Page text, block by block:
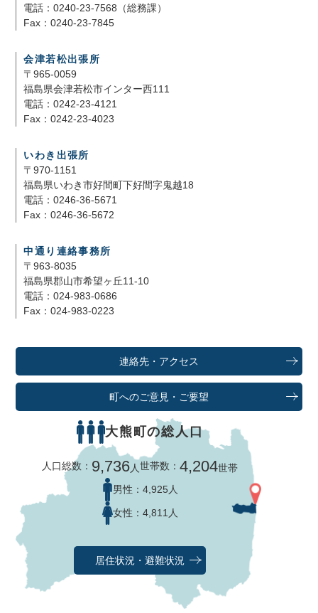
電話：0240-23-7568（総務課）
Fax：0240-23-7845
会津若松出張所
〒965-0059
福島県会津若松市インター西111
電話：0242-23-4121
Fax：0242-23-4023
いわき出張所
〒970-1151
福島県いわき市好間町下好間字鬼越18
電話：0246-36-5671
Fax：0246-36-5672
中通り連絡事務所
〒963-8035
福島県郡山市希望ヶ丘11-10
電話：024-983-0686
Fax：024-983-0223
連絡先・アクセス
町へのご意見・ご要望
大熊町の総人口
人口総数： 9,736人世帯数：4,204世帯
男性： 4,925人
女性： 4,811人
居住状況・避難状況